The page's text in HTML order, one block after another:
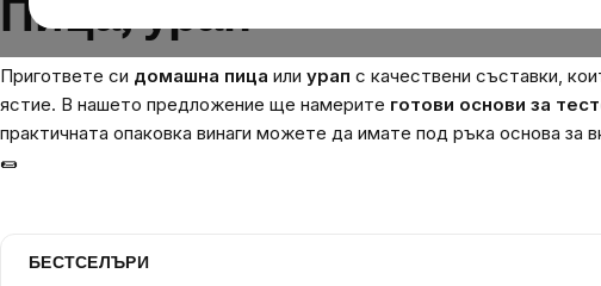
Пица, урап
Пригответе си домашна пица или урап с качествени съставки,
ястие. В нашето предложение ще намерите готови основи за
практичната опаковка винаги можете да имате под ръка основа
🌯
БЕСТСЕЛЪРИ